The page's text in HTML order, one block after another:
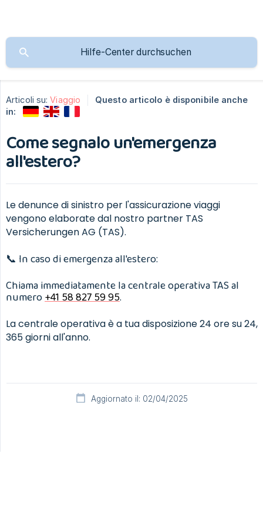
Articoli su: Viaggio
Questo articolo è disponibile anche
in:
Come segnalo un'emergenza
all'estero?
Le denunce di sinistro per l'assicurazione viaggi
vengono elaborate dal nostro partner TAS
Versicherungen AG (TAS).
📞 In caso di emergenza all'estero:
Chiama immediatamente la centrale operativa TAS al
numero+41 58 827 59 95.
La centrale operativa è a tua disposizione 24 ore su 24,
365 giorni all'anno.
Aggiornato il: 02/04/2025